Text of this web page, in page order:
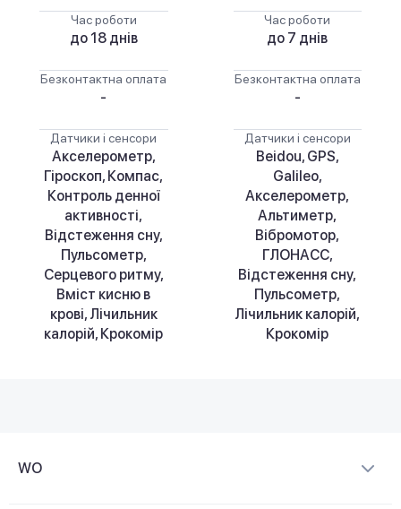
Час роботи
до 18 днів
Безконтактна оплата
-
Датчики і сенсори
Акселерометр,
Гіроскоп, Компас,
Контроль денної
активності,
Відстеження сну,
Пульсометр,
Серцевого ритму,
Вміст кисню в
крові, Лічильник
калорій, Крокомір
Час роботи
до 7 днів
Безконтактна оплата
-
Датчики і сенсори
Beidou, GPS,
Galileo,
Акселерометр,
Альтиметр,
Вібромотор,
ГЛОНАСС,
Відстеження сну,
Пульсометр,
Лічильник калорій,
Крокомір
WO